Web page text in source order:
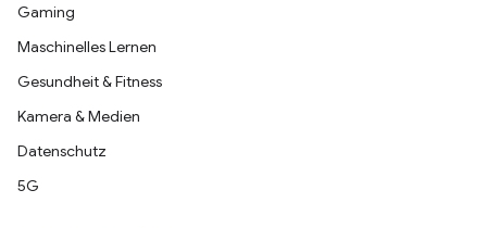
Gaming
Maschinelles Lernen
Gesundheit & Fitness
Kamera & Medien
Datenschutz
5G